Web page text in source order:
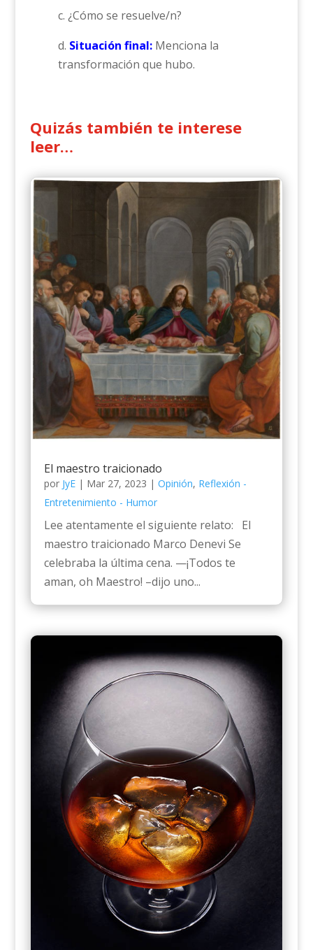
c. ¿Cómo se resuelve/n?
d. Situación final: Menciona la
transformación que hubo.
Quizás también te interese
leer…
El maestro traicionado
por JyE| Mar 27, 2023 | Opinión, Reflexión -
Entretenimiento - Humor
Lee atentamente el siguiente relato: El
maestro traicionado Marco Denevi Se
celebraba la última cena. —¡Todos te
aman, oh Maestro! –dijo uno...